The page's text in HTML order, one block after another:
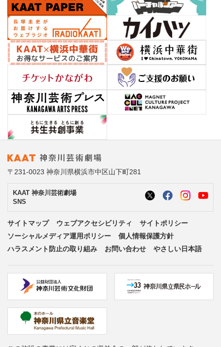
〒231-0023 神奈川県横浜市中区山下町281
KAAT 神奈川芸術劇場
SNS
サイトマップ ウェブアクセシビリティ
サイトポリシー
ソーシャルメディア運用ポリシー
個人情報保護方針
ハラスメント防止の取り組み
お問い合わせ やさしい日本語